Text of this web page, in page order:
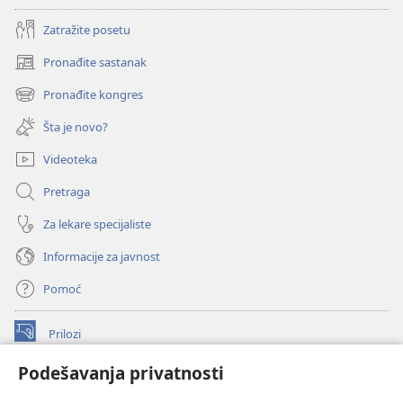
Podešavanja privatnosti
Zatražite posetu
Pronađite sastanak
(otvara
novi
prozor)
Pronađite kongres
(otvara
novi
prozor)
Šta je novo?
Videoteka
Pretraga
Za lekare specijaliste
Informacije za javnost
Pomoć
Prilozi
(otvara
prozor)ONLAJN BIBLIOTEKA Watchtower